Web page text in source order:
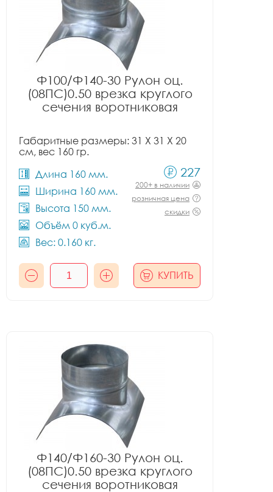
Ф100/Ф140-30 Рулон оц.
(08ПС)0.50 врезка круглого
сечения воротниковая
Габаритные размеры: 31 X 31 X 20
см, вес 160 гр.
Длина 160 мм.
Ширина 160 мм.
Высота 150 мм.
Объём 0 куб.м.
Вес: 0.160 кг.
227
200+ в наличии
розничная цена
скидки
КУПИТЬ
Ф140/Ф160-30 Рулон оц.
(08ПС)0.50 врезка круглого
сечения воротниковая